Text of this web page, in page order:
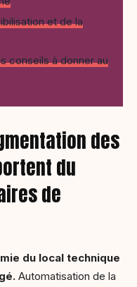
et de la
conseils à donner au
des
du
de
du local technique
Automatisation de la